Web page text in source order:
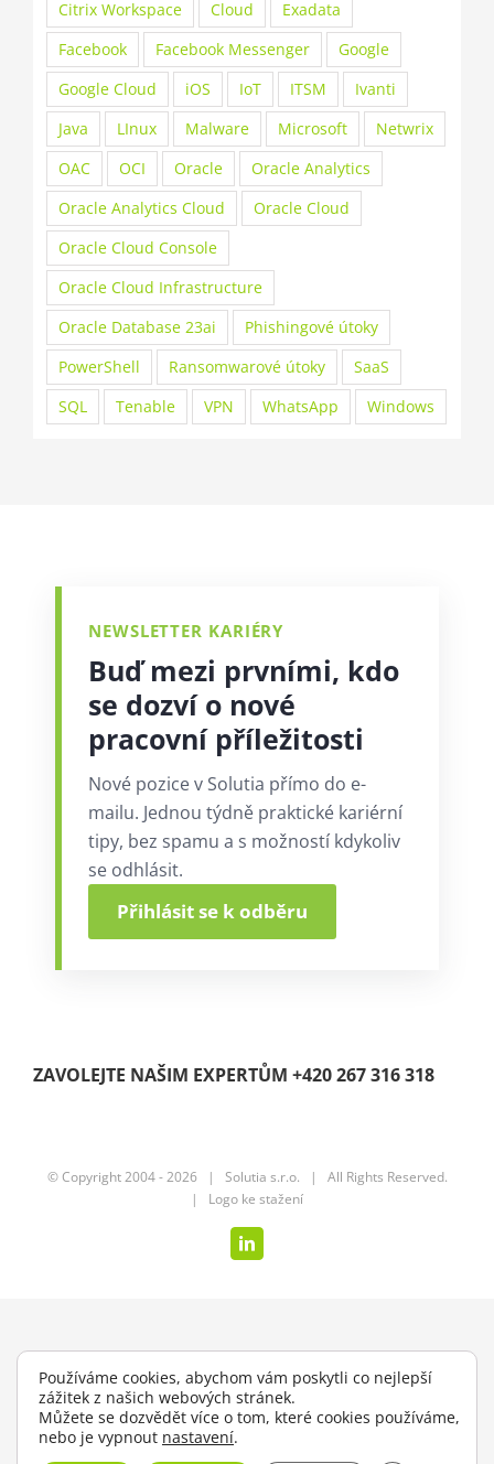
Citrix Workspace
Cloud
Exadata
Facebook
Facebook Messenger
Google
Google Cloud
iOS IoT ITSM
Ivanti
Java
LInux Malware Microsoft
Netwrix
OAC
OCI Oracle
Oracle Analytics
Oracle Analytics Cloud
Oracle Cloud
Oracle Cloud Console
Oracle Cloud Infrastructure
Oracle Database 23ai
Phishingové útoky
PowerShell
Ransomwarové útoky
SaaS
SQL
Tenable VPN WhatsApp Windows
NEWSLETTER KARIÉRY
Buď mezi prvními, kdo
se dozví o nové
pracovní příležitosti
Nové pozice v Solutia přímo do e-
mailu. Jednou týdně praktické kariérní
tipy, bez spamu a s možností kdykoliv
se odhlásit.
Přihlásit se k odběru
ZAVOLEJTE NAŠIM EXPERTŮM +420 267 316 318
© Copyright 2004 -2026 | Solutia s.r.o. | All Rights Reserved.
| Logo ke stažení
LinkedIn
Používáme cookies, abychom vám poskytli co nejlepší
zážitek z našich webových stránek.
Můžete se dozvědět více o tom, které cookies používáme,
nebo je vypnout nastavení.